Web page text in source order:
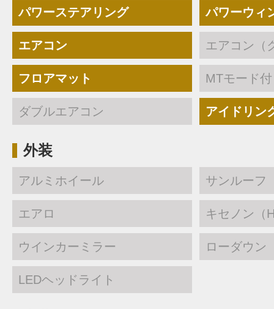
パワーステアリング パワーウィ
エアコン エアコン（
フロアマット MTモード
ダブルエアコン アイドリン
外装
アルミホイール サンルーフ
エアロ キセノン（
ウインカーミラー ローダウン
LEDヘッドライト